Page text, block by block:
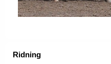
Ridning